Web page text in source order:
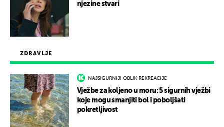
ZDRAVLJE
NAJSIGURNIJI OBLIK REKREACIJE
Vježbe za koljeno u moru: 5 sigurnih vježbi
koje mogu smanjiti bol i poboljšati
pokretljivost
njezine stvari